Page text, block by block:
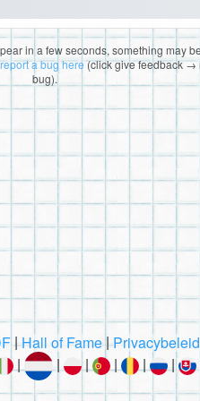
in a few seconds, something may
report a bug here(click give feedback →
bug).
|Hall of Fame|Privacybeleid
| | | | | |